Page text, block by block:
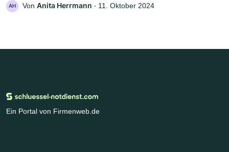
AH Von Anita Herrmann ‧ 11. Oktober 2024
Ein Portal von Firmenweb.de